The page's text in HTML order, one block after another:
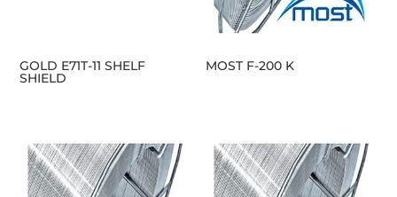
GOLD E71T-11 SHELF
SHIELD
MOST F-200 K